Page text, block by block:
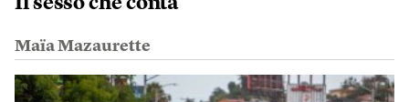
Maïa Mazaurette